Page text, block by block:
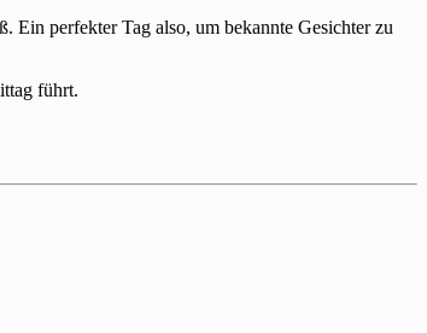
Ein perfekter Tag also, um bekannte Gesichter zu
führt.